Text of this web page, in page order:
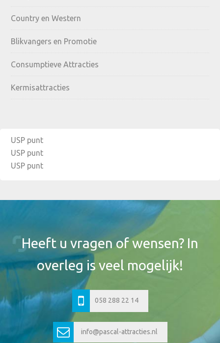
Country en Western
Blikvangers en Promotie
Consumptieve Attracties
Kermisattracties
USP punt
USP punt
USP punt
Header
Heeft u vragen of wensen? In
overleg is veel mogelijk!
058 288 22 14
info@pascal-attracties.nl